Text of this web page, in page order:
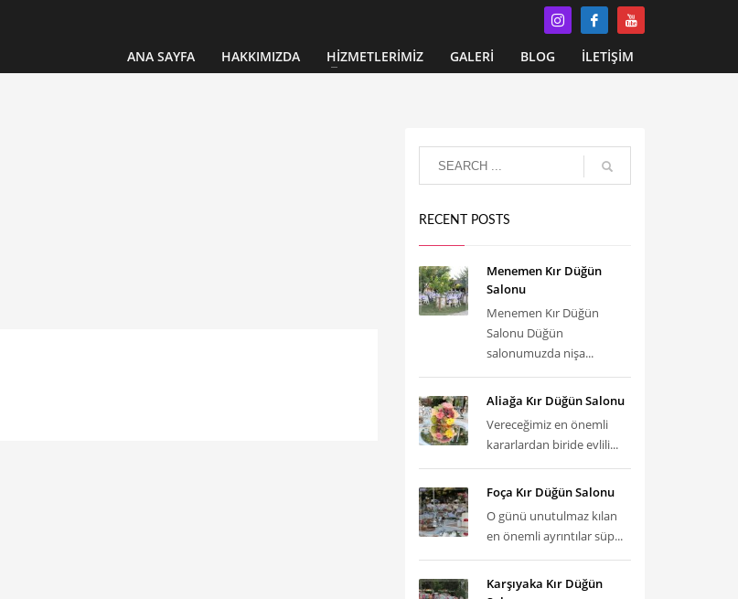
ANA SAYFA HAKKIMIZDA HİZMETLERİMİZ GALERİ BLOG İLETİŞİM
RECENT POSTS
Menemen Kır Düğün
Salonu
Menemen Kır Düğün
Salonu Düğün
salonumuzda nişa...
Aliağa Kır Düğün Salonu
Vereceğimiz en önemli
kararlardan biride evlili...
Foça Kır Düğün Salonu
O günü unutulmaz kılan
en önemli ayrıntılar süp...
Karşıyaka Kır Düğün